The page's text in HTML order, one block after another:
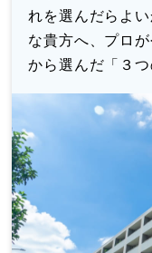
れを選んだらよ
な貴方へ、プロ
から選んだ「３つ